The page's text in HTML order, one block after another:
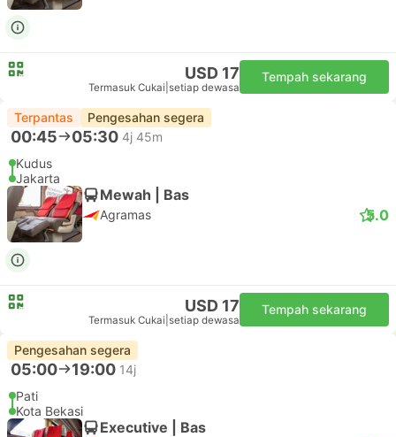
USD 17
Termasuk Cukai setiap dewasa
Tempah sekarang
Terpantas Pengesahan segera
00:45 05:30 4j 45m
Kudus
Jakarta
Mewah | Bas
Agramas 5.0
USD 17
Termasuk Cukai setiap dewasa
Tempah sekarang
Pengesahan segera
05:00 19:00 14j
Pati
Kota Bekasi
Executive | Bas